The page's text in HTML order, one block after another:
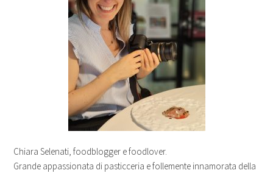
Chiara Selenati, foodblogger e foodlover.
Grande appassionata di pasticceria e follemente innamorata della